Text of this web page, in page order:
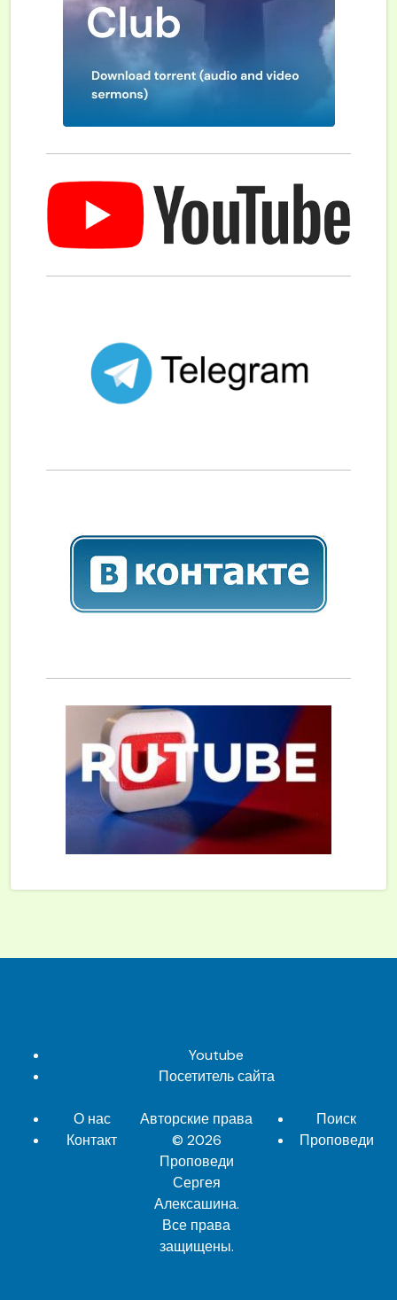
Youtube
Посетитель сайта
О нас
Контакт
Авторские права
© 2026
Проповеди
Сергея
Алексашина.
Все права
защищены.
Поиск
Проповеди